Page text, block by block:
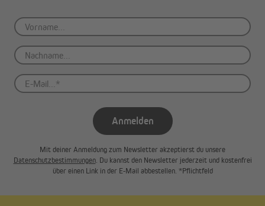
Anmelden
Mit deiner Anmeldung zum Newsletter akzeptierst du unsere
Datenschutzbestimmungen. Du kannst den Newsletter jederzeit und kostenfrei
über einen Link in der E-Mail abbestellen. *Pflichtfeld